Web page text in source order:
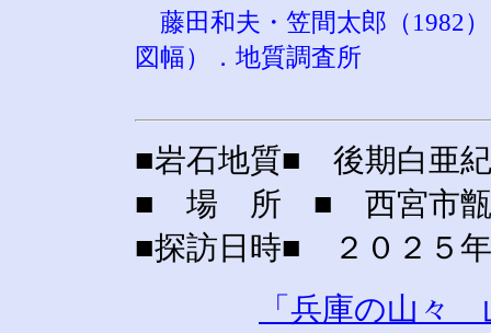
藤田和夫・笠間太郎（1982
図幅）．地質調査所
■岩石地質■ 後期白亜
■ 場 所 ■ 西宮市甑
■探訪日時■ ２０２５
「兵庫の山々